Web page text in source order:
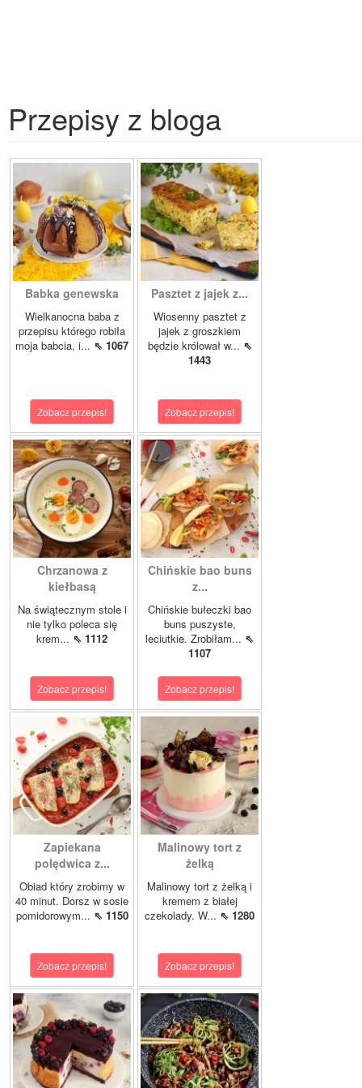
Przepisy z bloga
Babka genewska
Wielkanocna baba z
przepisu którego robiła
moja babcia, i... ⇖ 1067
Zobacz przepis!
Pasztet z jajek z...
Wiosenny pasztet z
jajek z groszkiem
będzie królował w... ⇖
1443
Zobacz przepis!
Chrzanowa z
kiełbasą
Na świątecznym stole i
nie tylko poleca się
krem... ⇖ 1112
Zobacz przepis!
Chińskie bao buns
z...
Chińskie bułeczki bao
buns puszyste,
leciutkie. Zrobiłam... ⇖
1107
Zobacz przepis!
Zapiekana
polędwica z...
Obiad który zrobimy w
40 minut. Dorsz w sosie
pomidorowym... ⇖ 1150
Zobacz przepis!
Malinowy tort z
żelką
Malinowy tort z żelką i
kremem z białej
czekolady. W... ⇖ 1280
Zobacz przepis!